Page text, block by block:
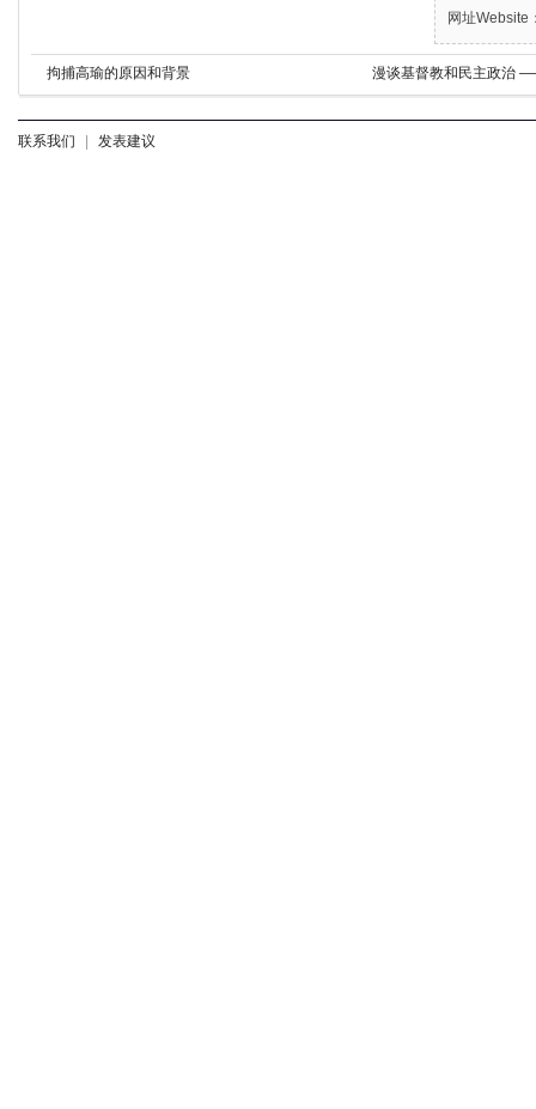
网址Website
拘捕高瑜的原因和背景 漫谈基督教和民主政治
联系我们 发表建议